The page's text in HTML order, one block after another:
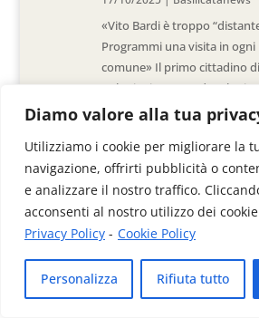
Diamo valore alla tua
Utilizziamo i cookie per migliorare la
navigazione, offrirti pubblicità o
e analizzare il nostro traffico.
acconsenti al nostro utilizzo dei
Privacy Policy - Cookie Policy
Personalizza Rifiuta tutto
«Vito Bardi è troppo
Programmi una visita in ogni
comune» Il primo cittadino
«L’ho invitato a vedere la
al Pantano, ma non è venuto.
sensazione è che -come
siamo lasciati a noi stessi» di
De Stradis In...
Videoimage di Colangelo Donato & C. Sas
Via Anzio, 41/B - 85100 Potenza